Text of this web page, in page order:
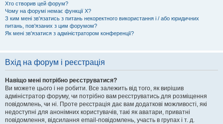
Хто створив цей форум?
Чому на форумі немає функції X?
З ким мені зв'язатись з питань некоректного використання і / або юридичних
питань, пов'язаних з цим форумом?
Як мені зв'язатися з адміністратором конференції?
Вхід на форум і реєстрація
Навіщо мені потрібно реєструватися?
Ви можете цього і не робити. Все залежить від того, як вирішив
адміністратор форуму, чи потрібно вам реєструватись для розміщення
повідомлень, чи ні. Проте реєстрація дає вам додаткові можливості, які
недоступні для анонімних користувачів, такі як аватари, приватні
повідомлення, відсилання email-повідомлень, участь в групах і т. д.